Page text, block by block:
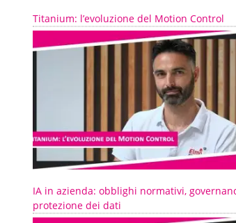
Titanium: l’evoluzione del Motion Control
IA in azienda: obblighi normativi,
protezione dei dati